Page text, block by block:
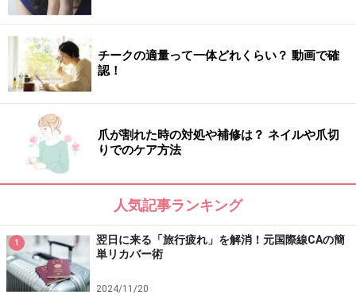
チークの適量って一体どれくらい？ 動画で確
認！
爪が割れた時の対処や補修は？ ネイルや爪切
りでのケア方法
人気記事ランキング
1
翌日に来る「旅行疲れ」を解消！元国際線CAの簡
単リカバー術
2024/11/20